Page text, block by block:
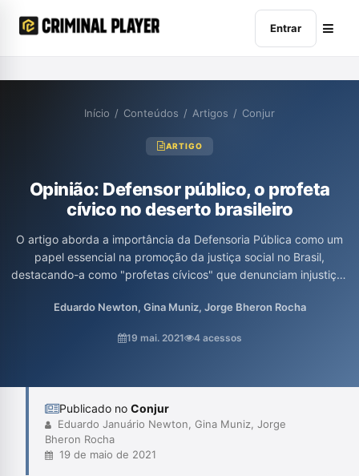
Entrar
Início / Conteúdos / Artigos / Conjur
ARTIGO
Opinião: Defensor público, o profeta
cívico no deserto brasileiro
O artigo aborda a importância da Defensoria Pública como um
papel essencial na promoção da justiça social no Brasil,
destacando-a como "profetas cívicos" que denunciam injustiças
natureza como uma instituição que opera em prol da cidadania
crítica frente às desigualdades sociais. Além disso, enfatizam a
Eduardo Newton, Gina Muniz, Jorge Bheron Rocha
19 mai. 2021 4 acessos
Publicado no Conjur
Eduardo Januário Newton, Gina Muniz, Jorge
Bheron Rocha
19 de maio de 2021